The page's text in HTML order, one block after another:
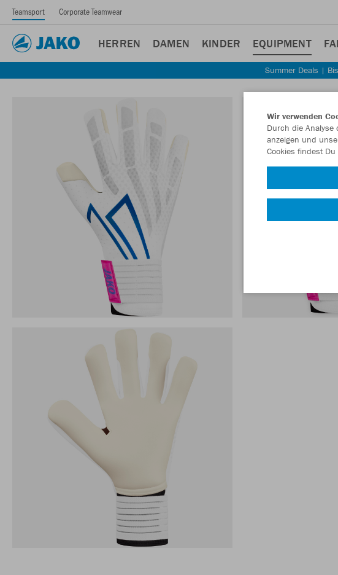
Teamsport Corporate Teamwear
HERREN DAMEN KINDER EQUIPMENT
Summer Deals |
Wir verwenden
Durch die
anzeigen und
Cookies findest